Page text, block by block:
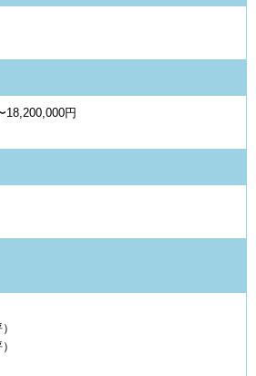
18,200,000円